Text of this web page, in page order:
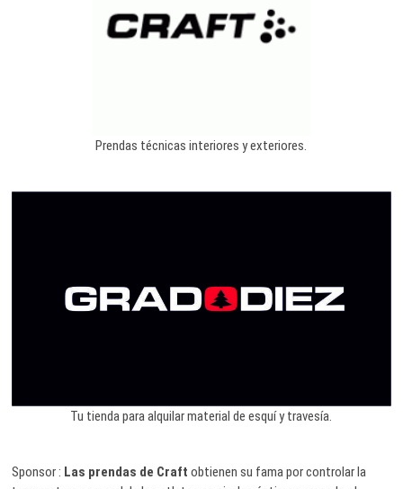
Prendas técnicas interiores y exteriores.
Tu tienda para alquilar material de esquí y travesía.
Sponsor : Las prendas de Craft obtienen su fama por controlar la